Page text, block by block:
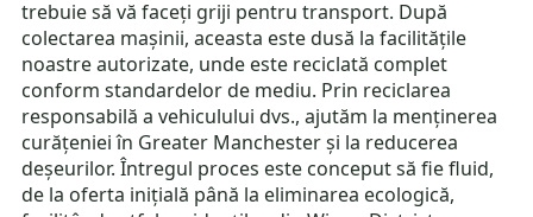
trebuie să vă faceți griji pentru transport. După
colectarea mașinii, aceasta este dusă la facilitățile
noastre autorizate, unde este reciclată complet
conform standardelor de mediu. Prin reciclarea
responsabilă a vehiculului dvs., ajutăm la menținerea
curățeniei în Greater Manchester și la reducerea
deșeurilor. Întregul proces este conceput să fie fluid,
de la oferta inițială până la eliminarea ecologică,